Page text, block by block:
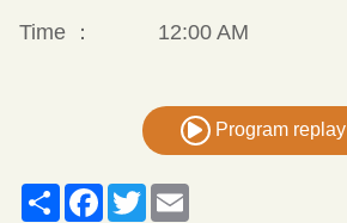
Time ： 12:00 AM
Program replay
ShareFacebook
Twitter